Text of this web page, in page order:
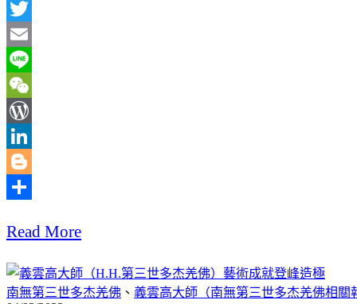
Facebook
Twitter
Email
Line
WeChat
WordPress
LinkedIn
Blogger
享
Read More
南無第三世多杰羌佛 、 義雲高大師（南無第三世多杰羌佛相關